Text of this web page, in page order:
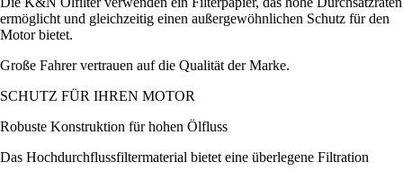
ermöglicht und gleichzeitig einen außergewöhnlichen Schutz für den
Motor bietet.
Große Fahrer vertrauen auf die Qualität der Marke.
SCHUTZ FÜR IHREN MOTOR
Robuste Konstruktion für hohen Ölfluss
Das Hochdurchflussfiltermaterial bietet eine überlegene Filtration